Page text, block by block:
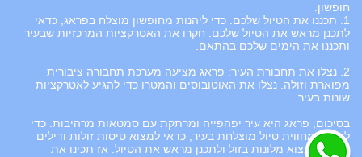
חופשון:
1. תכננו את הטיול שלכם: כדי ליהנות מחופשון מוצלח בפראג, כדאי
לתכנן מראש את הטיול שלכם. חקרו את האטרקציות המרכזיות שבעיר
ותכננו את הימים שלכם בהתאם.
2. נצלו את תחבורת העיר: פראג מציעה מערכת תחבורה ציבורית
מפוארת וזולה. נצלו את האוטובוסים והמטרו כדי להגיע לאטרקציות
שונות בעיר.
בסיכום, פראג היא עיר יפהפייה ומרתקת עם סמטאות מרהיבות. כדי
ליהנות מחווית טיול מוצלחת בעיר, כדאי למצוא טיסות זולות ודילים
לחו"ל, למצוא מלונות בזול ולתכנן מראש את הטיול. אז תכינו את